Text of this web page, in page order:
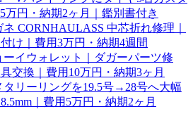
万円・納期2ヶ月｜鑑別書付き
CORNHAULASS 中芯折れ修理｜
け｜費用3万円・納期4週間
ーイウォレット｜ダガーパーツ修
交換｜費用10万円・納期3ヶ月
タリーリングを19.5号→28号へ大幅
｜費用5万円・納期2ヶ月